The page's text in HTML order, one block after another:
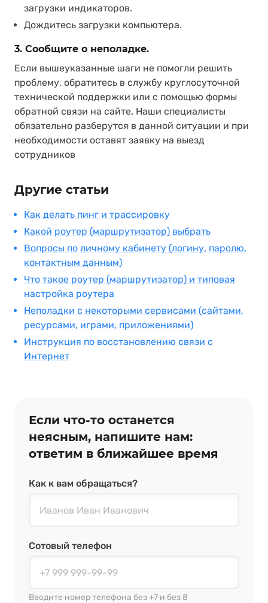
загрузки индикаторов.
Дождитесь загрузки компьютера.
3. Сообщите о неполадке.
Если вышеуказанные шаги не помогли решить
проблему, обратитесь в службу круглосуточной
технической поддержки или с помощью формы
обратной связи на сайте. Наши специалисты
обязательно разберутся в данной ситуации и при
необходимости оставят заявку на выезд
сотрудников
Другие статьи
Как делать пинг и трассировку
Какой роутер (маршрутизатор) выбрать
Вопросы по личному кабинету (логину, паролю,
контактным данным)
Что такое роутер (маршрутизатор) и типовая
настройка роутера
Неполадки с некоторыми сервисами (сайтами,
ресурсами, играми, приложениями)
Инструкция по восстановлению связи с
Интернет
Если что‑то останется
неясным, напишите нам:
ответим в ближайшее время
Как к вам обращаться?
Сотовый телефон
Вводите номер телефона без +7 и без 8